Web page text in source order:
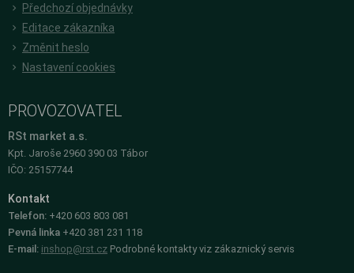
Předchozí objednávky
Editace zákazníka
Změnit heslo
Nastavení cookies
PROVOZOVATEL
RSt market a.s.
Kpt. Jaroše 2960 390 03 Tábor
IČO: 25157744
Kontakt
Telefon: +420 603 803 081
Pevná linka +420 381 231 118
E-mail: inshop@rst.cz Podrobné kontakty viz zákaznický servis